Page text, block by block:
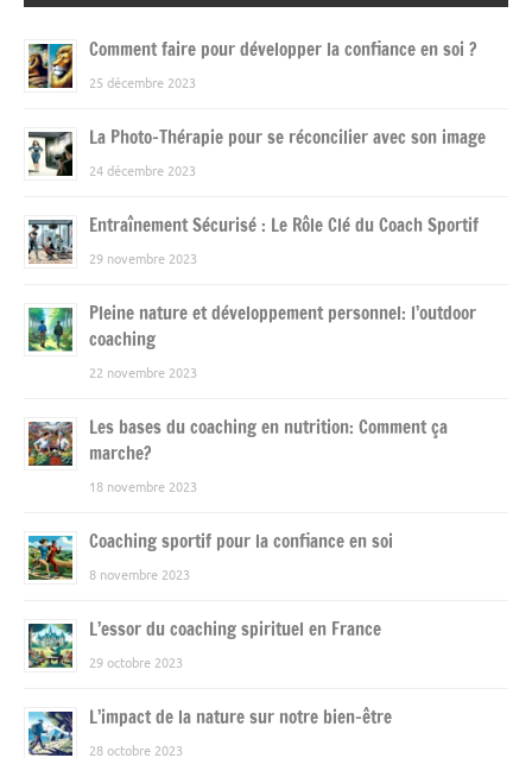
Comment faire pour développer la confiance en soi ?
25 décembre 2023
La Photo-Thérapie pour se réconcilier avec son image
24 décembre 2023
Entraînement Sécurisé : Le Rôle Clé du Coach Sportif
29 novembre 2023
Pleine nature et développement personnel: l’outdoor
coaching
22 novembre 2023
Les bases du coaching en nutrition: Comment ça
marche?
18 novembre 2023
Coaching sportif pour la confiance en soi
8 novembre 2023
L’essor du coaching spirituel en France
29 octobre 2023
L’impact de la nature sur notre bien-être
28 octobre 2023